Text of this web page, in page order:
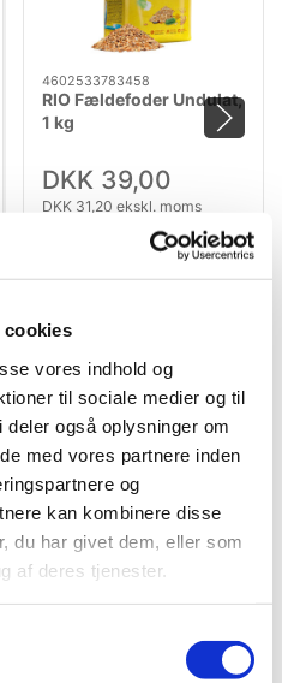
cookies
vores indhold og
til sociale medier og til
også oplysninger om
med vores partnere inden
og
kan kombinere disse
du har givet dem, eller som
af deres tjenester.
4602533783458
RIO Fældefoder Undulat,
1 kg
DKK 39,00
DKK 31,20 ekskl. moms
Køb nu
klassisk og velsmagende
de daglige